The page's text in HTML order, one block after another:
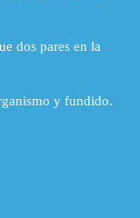
dos pares en la
y fundido.